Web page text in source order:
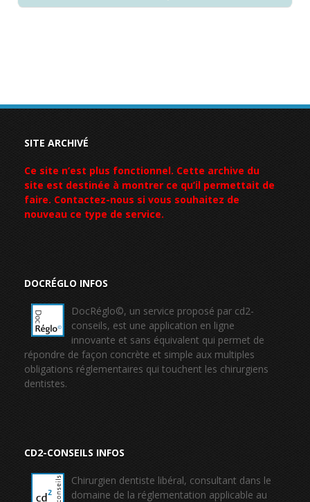
SITE ARCHIVÉ
Ce site n’est plus fonctionnel. Cette archive du
site est destinée à montrer ce qu’il permettait de
faire. Contactez-nous si vous souhaitez de
nouveau ce type de service.
DOCRÉGLO INFOS
DocRéglo©, un service proposé par cd2-
conseils, est une application en ligne
innovante et sans équivalent qui permet de
répondre de façon concrète et simple aux multiples
obligations réglementaires qui touchent les chirurgiens
dentistes.
CD2-CONSEILS INFOS
Chirurgien dentiste libéral, consultant dans le
domaine de la réglementation applicable au